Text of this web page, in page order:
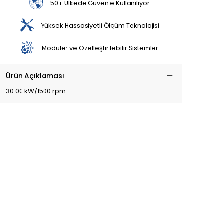
50+ Ülkede Güvenle Kullanılıyor
Yüksek Hassasiyetli Ölçüm Teknolojisi
Modüler ve Özelleştirilebilir Sistemler
Ürün Açıklaması
30.00 kW/1500 rpm